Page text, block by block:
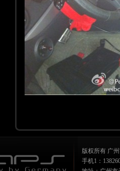
版权所有 广
手机1：